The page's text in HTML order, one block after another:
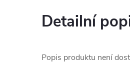
Detailní
Popis produktu není